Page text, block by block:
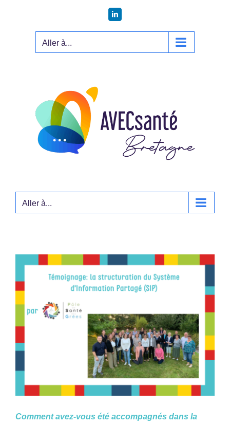
LinkedIn
Aller à...
Aller à...
Comment avez-vous été accompagnés dans la